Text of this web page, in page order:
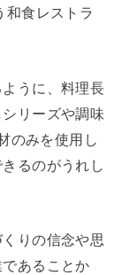
和食レストラ
うに、料理長
リーズや調味
のみを使用し
るのがうれし
りの信念や思
あることか